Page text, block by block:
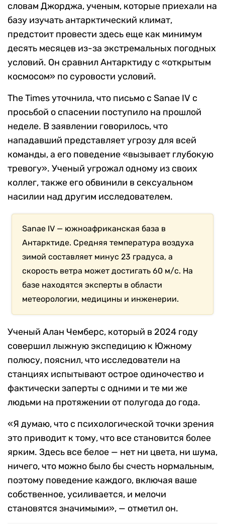
словам Джорджа, ученым, которые приехали на
базу изучать антарктический климат,
предстоит провести здесь еще как минимум
десять месяцев из-за экстремальных погодных
условий. Он сравнил Антарктиду с «открытым
космосом» по суровости условий.
The Times уточнила, что письмо с Sanae IV с
просьбой о спасении поступило на прошлой
неделе. В заявлении говорилось, что
нападавший представляет угрозу для всей
команды, а его поведение «вызывает глубокую
тревогу». Ученый угрожал одному из своих
коллег, также его обвинили в сексуальном
насилии над другим исследователем.
Sanae IV — южноафриканская база в
Антарктиде. Средняя температура воздуха
зимой составляет минус 23 градуса, а
скорость ветра может достигать 60 м/c. На
базе находятся эксперты в области
метеорологии, медицины и инженерии.
Ученый Алан Чемберс, который в 2024 году
совершил лыжную экспедицию к Южному
полюсу, пояснил, что исследователи на
станциях испытывают острое одиночество и
фактически заперты с одними и те ми же
людьми на протяжении от полугода до года.
«Я думаю, что с психологической точки зрения
это приводит к тому, что все становится более
ярким. Здесь все белое — нет ни цвета, ни шума,
ничего, что можно было бы счесть нормальным,
поэтому поведение каждого, включая ваше
собственное, усиливается, и мелочи
становятся значимыми», — отметил он.